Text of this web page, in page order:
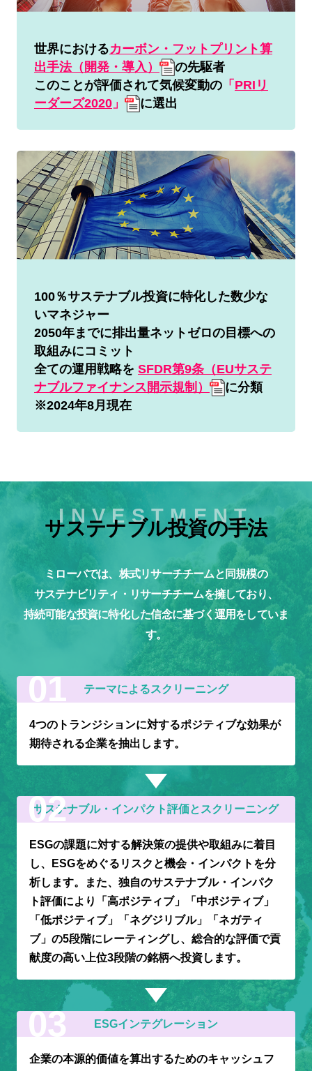
世界におけるカーボン・フットプリント算
出手法（開発・導入）
の先駆者
このことが評価されて気候変動の「 PRIリ
ーダーズ2020」 に選出
100％サステナブル投資に特化した数少な
いマネジャー
2050年までに排出量ネットゼロの目標への
取組みにコミット
全ての運用戦略を SFDR第9条（EUサステ
ナブルファイナンス開示規制）
に分類
※2024年8月現在
サステナブル投資の手法
ミローバでは、株式リサーチチームと同規模の
サステナビリティ・リサーチチームを擁しており、
持続可能な投資に特化した信念に基づく運用をしていま
す。
テーマによるスクリーニング
4つのトランジションに対するポジティブな効果が
期待される企業を抽出します。
サステナブル・インパクト評価とスクリーニング
ESGの課題に対する解決策の提供や取組みに着目
し、ESGをめぐるリスクと機会・インパクトを分
析します。また、独自のサステナブル・インパク
ト評価により「高ポジティブ」「中ポジティブ」
「低ポジティブ」「ネグジリブル」「ネガティ
ブ」の5段階にレーティングし、総合的な評価で貢
献度の高い上位3段階の銘柄へ投資します。
ESGインテグレーション
企業の本源的価値を算出するためのキャッシュフ